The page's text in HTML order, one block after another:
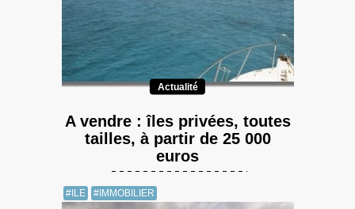
Actualité
A vendre : îles privées, toutes
tailles, à partir de 25 000
euros
#ILE #IMMOBILIER